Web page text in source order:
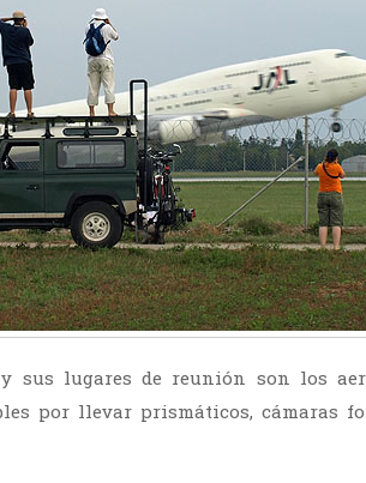
sus lugares de reunión son los
por llevar prismáticos, cámaras